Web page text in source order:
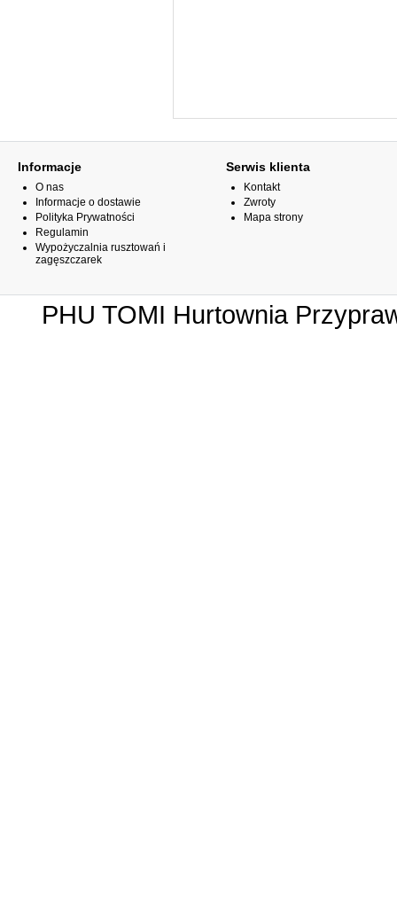
Informacje
O nas
Informacje o dostawie
Polityka Prywatności
Regulamin
Wypożyczalnia rusztowań i
zagęszczarek
Serwis klienta
Kontakt
Zwroty
Mapa strony
PHU TOMI Hurtownia